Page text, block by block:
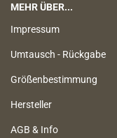
MEHR ÜBER...
Impressum
Umtausch - Rückgabe
Größenbestimmung
Hersteller
AGB & Info